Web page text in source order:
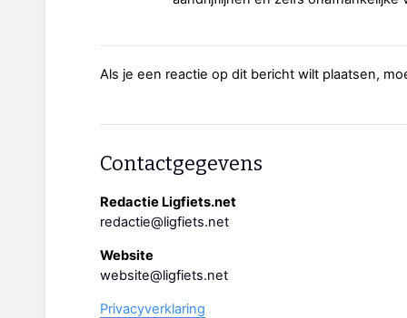
Als je een reactie op dit bericht wilt plaatsen,
Contactgegevens
Redactie Ligfiets.net
redactie@ligfiets.net
Website
website@ligfiets.net
Privacyverklaring